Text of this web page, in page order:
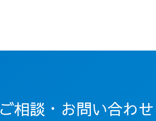
ご相談・お問い合わせ